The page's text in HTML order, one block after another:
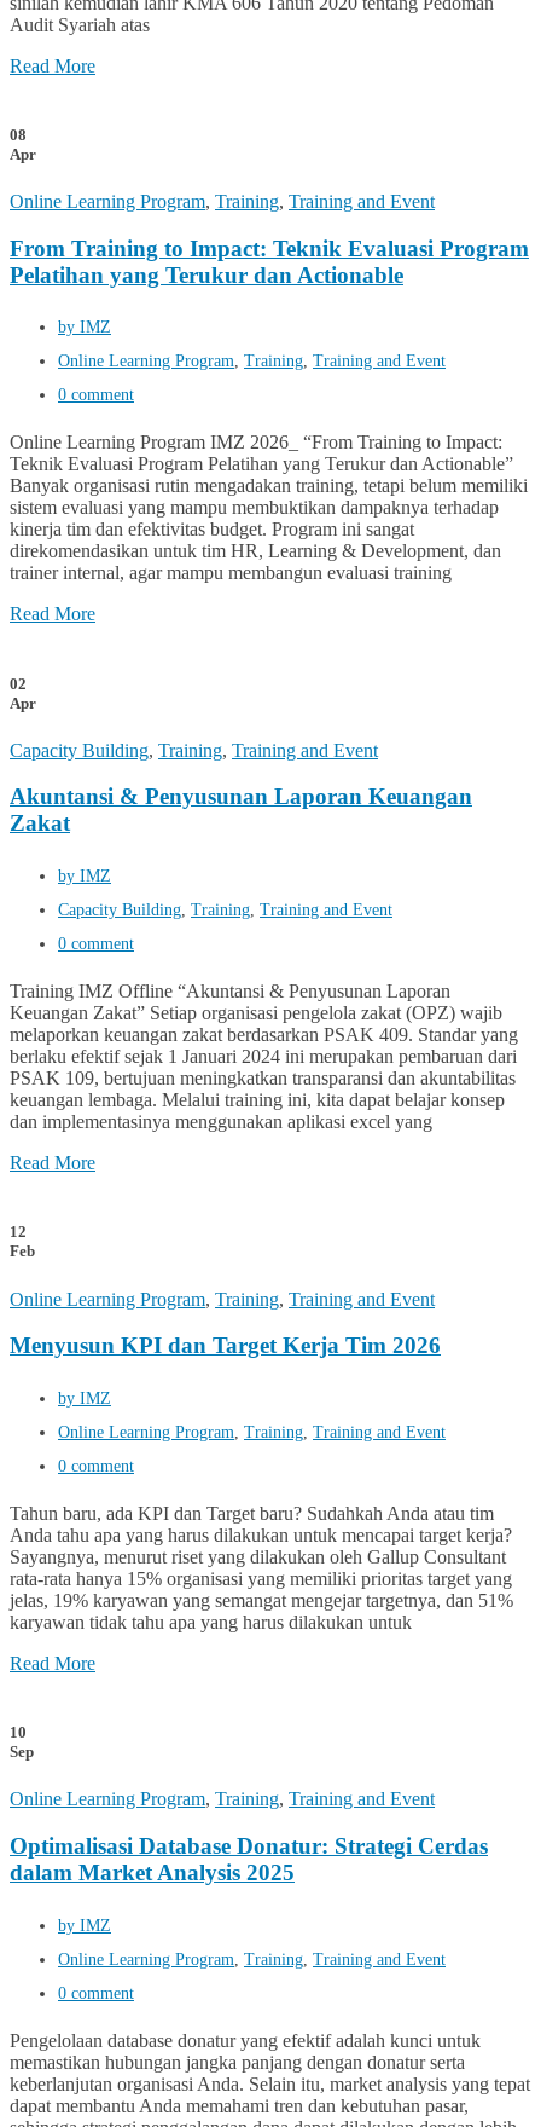
Audit Syariah atas
Read More
08
Apr
Online Learning Program, Training, Training and Event
From Training to Impact: Teknik Evaluasi Program
Pelatihan yang Terukur dan Actionable
by IMZ
Online Learning Program, Training, Training and Event
0 comment
Online Learning Program IMZ 2026_ “From Training to Impact:
Teknik Evaluasi Program Pelatihan yang Terukur dan Actionable”
Banyak organisasi rutin mengadakan training, tetapi belum memiliki
sistem evaluasi yang mampu membuktikan dampaknya terhadap
kinerja tim dan efektivitas budget. Program ini sangat
direkomendasikan untuk tim HR, Learning & Development, dan
trainer internal, agar mampu membangun evaluasi training
Read More
02
Apr
Capacity Building, Training, Training and Event
Akuntansi & Penyusunan Laporan Keuangan
Zakat
by IMZ
Capacity Building, Training, Training and Event
0 comment
Training IMZ Offline “Akuntansi & Penyusunan Laporan
Keuangan Zakat” Setiap organisasi pengelola zakat (OPZ) wajib
melaporkan keuangan zakat berdasarkan PSAK 409. Standar yang
berlaku efektif sejak 1 Januari 2024 ini merupakan pembaruan dari
PSAK 109, bertujuan meningkatkan transparansi dan akuntabilitas
keuangan lembaga. Melalui training ini, kita dapat belajar konsep
dan implementasinya menggunakan aplikasi excel yang
Read More
12
Feb
Online Learning Program, Training, Training and Event
Menyusun KPI dan Target Kerja Tim 2026
by IMZ
Online Learning Program Training Training and Event
0 comment
Tahun baru, ada KPI dan Target baru? Sudahkah Anda atau tim
Anda tahu apa yang harus dilakukan untuk mencapai target kerja?
Sayangnya, menurut riset yang dilakukan oleh Gallup Consultant
rata-rata hanya 15% organisasi yang memiliki prioritas target yang
jelas, 19% karyawan yang semangat mengejar targetnya, dan 51%
karyawan tidak tahu apa yang harus dilakukan untuk
Read More
10
Sep
Online Learning Program, Training, Training and Event
Optimalisasi Database Donatur: Strategi Cerdas
dalam Market Analysis 2025
by IMZ
Online Learning Program Training Training and Event
0 comment
Pengelolaan database donatur yang efektif adalah kunci untuk
memastikan hubungan jangka panjang dengan donatur serta
keberlanjutan organisasi Anda. Selain itu, market analysis yang tepat
dapat membantu Anda memahami tren dan kebutuhan pasar,